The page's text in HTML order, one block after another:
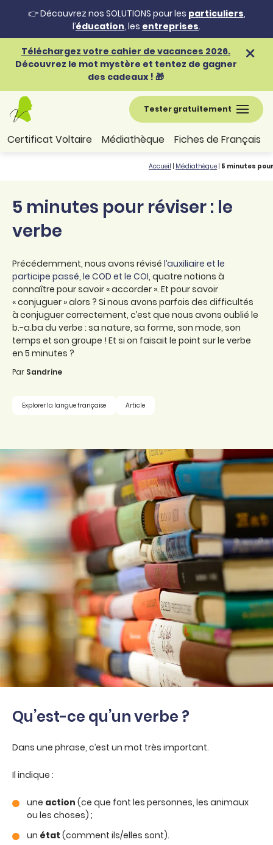
👉 Découvrez nos SOLUTIONS pour les particuliers,
l’éducation, les entreprises.
Téléchargez votre cahier de vacances 2026.
Découvrez le mot mystère et tentez de gagner
des cadeaux ! 🎁
Tester gratuitement
Certificat Voltaire Médiathèque Fiches de Français
Accueil Médiathèque 5 minutes
5 minutes pour réviser : le
verbe
Précédemment, nous avons révisé l’auxiliaire et le
participe passé, le COD et le COI, quatre notions à
connaître pour savoir « accorder ». Et pour savoir
« conjuguer » alors ? Si nous avons parfois des difficultés
à conjuguer correctement, c’est que nous avons oublié le
b.-a.ba du verbe : sa nature, sa forme, son mode, son
temps et son groupe ! Et si on faisait le point sur le verbe
en 5 minutes ?
Par Sandrine
Explorer la langue française Article
Qu’est-ce qu’un verbe ?
Dans une phrase, c’est un mot très important.
Il indique :
une action (ce que font les personnes, les animaux
ou les choses) ;
un état (comment ils/elles sont).